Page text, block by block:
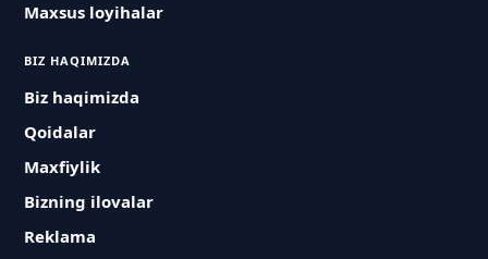
Maxsus loyihalar
BIZ HAQIMIZDA
Biz haqimizda
Qoidalar
Maxfiylik
Bizning ilovalar
Reklama